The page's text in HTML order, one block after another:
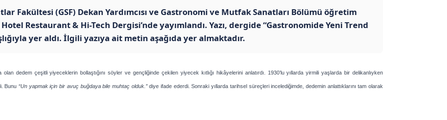
Fakültesi (GSF) Dekan Yardımcısı ve Gastronomi ve Mutfak Sanatları Bölümü öğretim
Restaurant & Hi-Tech Dergisi’nde yayımlandı. Yazı, dergide “Gastronomide Yeni Trend
yer aldı. İlgili yazıya ait metin aşağıda yer almaktadır.
dedem çeşitli yiyeceklerin bollaştığını söyler ve gençliğinde çekilen yiyecek kıtlığı hikâyelerini anlatırdı. 1930’lu yıllarda yirmili yaşlarda bir delikanlıyken
Bunu“Un yapmak için bir avuç buğdaya bile muhtaç olduk.”diye ifade ederdi. Sonraki yıllarda tarihsel süreçleri incelediğimde, dedemin anlattıklarını tam olarak